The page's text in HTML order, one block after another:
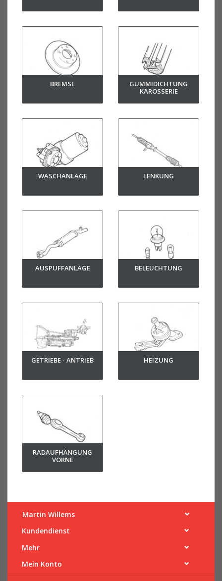
BREMSE
GUMMIDICHTUNG
KAROSSERIE
WASCHANLAGE LENKUNG
AUSPUFFANLAGE BELEUCHTUNG
GETRIEBE - ANTRIEB HEIZUNG
RADAUFHÄNGUNG
VORNE
Martin Willems
Kundendienst
Mehr
Mein Konto